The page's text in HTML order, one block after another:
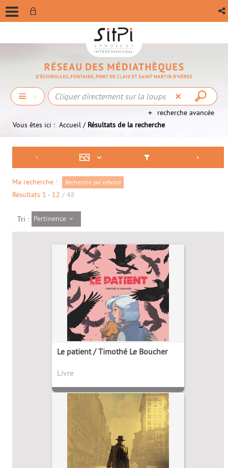
recherche avancée
Vous êtes ici : Accueil / Résultats de la recherche
Ma recherche : Recherche par rebond
Résultats 1 - 12 / 48
Tri : Pertinence
Le patient / Timothé Le Boucher
Livre